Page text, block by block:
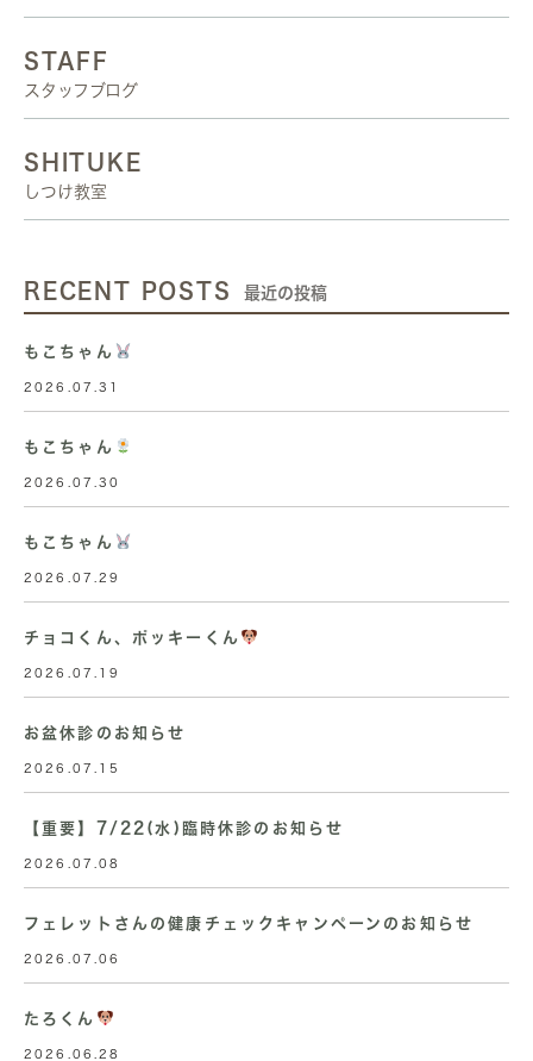
STAFF
スタッフブログ
SHITUKE
しつけ教室
RECENT POSTS 最近の投稿
もこちゃん
2026.07.31
もこちゃん
2026.07.30
もこちゃん
2026.07.29
チョコくん、ポッキーくん
2026.07.19
お盆休診のお知らせ
2026.07.15
【重要】7/22(水)臨時休診のお知らせ
2026.07.08
フェレットさんの健康チェックキャンペーンのお知らせ
2026.07.06
たろくん
2026.06.28